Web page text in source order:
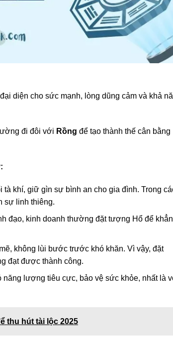
đại diện cho sức mạnh, lòng dũng cảm và khả
đi đôi với Rồng để tạo thành thế cân bằng
khí, giữ gìn sự bình an cho gia đình. Trong
sự linh thiêng.
đạo, kinh doanh thường đặt tượng Hổ để
không lùi bước trước khó khăn. Vì vậy, đặt
đạt được thành công.
lượng tiêu cực, bảo vệ sức khỏe, nhất là
thu hút tài lộc 2025